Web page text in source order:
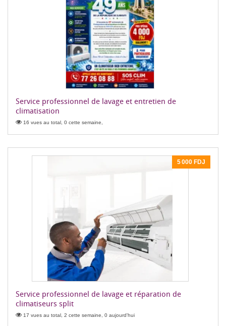
Service professionnel de lavage et entretien de
climatisation
16 vues au total, 0 cette semaine,
5 000 FDJ
Service professionnel de lavage et réparation de
climatiseurs split
17 vues au total, 2 cette semaine, 0 aujourd'hui